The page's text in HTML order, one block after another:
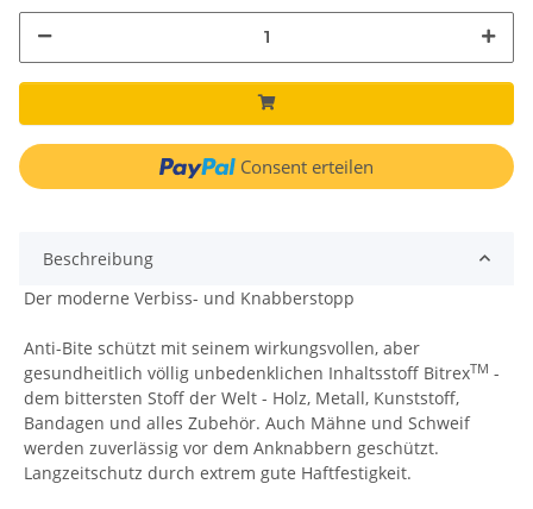
Consent erteilen
Beschreibung
Der moderne Verbiss- und Knabberstopp
Anti-Bite schützt mit seinem wirkungsvollen, aber
gesundheitlich völlig unbedenklichen Inhaltsstoff BitrexTM -
dem bittersten Stoff der Welt - Holz, Metall, Kunststoff,
Bandagen und alles Zubehör. Auch Mähne und Schweif
werden zuverlässig vor dem Anknabbern geschützt.
Langzeitschutz durch extrem gute Haftfestigkeit.